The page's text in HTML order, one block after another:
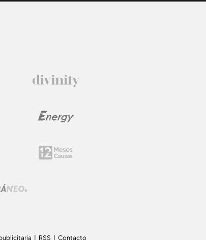
RSS Contacto